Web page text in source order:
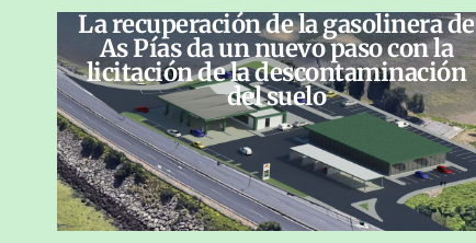
La recuperación de la gasolinera de
As Pías da un nuevo paso con la
licitación de la descontaminación
del suelo